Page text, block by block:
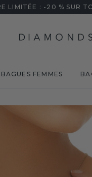
LIMITÉE : -20 % SUR
BAGUES FEMMES